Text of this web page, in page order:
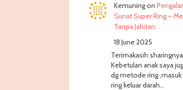
Kemuningon
Sunat Super Ring –
Tanpa Jahitan
18 June 2025
Terimakasih
Kebetulan anak saya
dg metode ring ,masuk
ring keluar darah…